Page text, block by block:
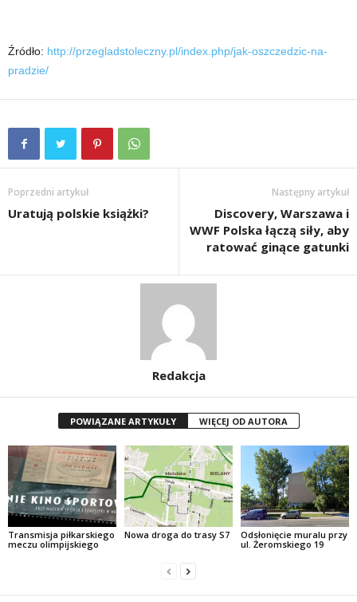
Źródło: http://przegladstoleczny.pl/index.php/jak-oszczedzic-na-
pradzie/
Poprzedni artykuł
Uratują polskie książki?
Następny artykuł
Discovery, Warszawa i
WWF Polska łączą siły, aby
ratować ginące gatunki
Redakcja
POWIĄZANE ARTYKUŁY WIĘCEJ OD AUTORA
Transmisja piłkarskiego
meczu olimpijskiego
Nowa droga do trasy S7
Odsłonięcie muralu przy
ul. Żeromskiego 19